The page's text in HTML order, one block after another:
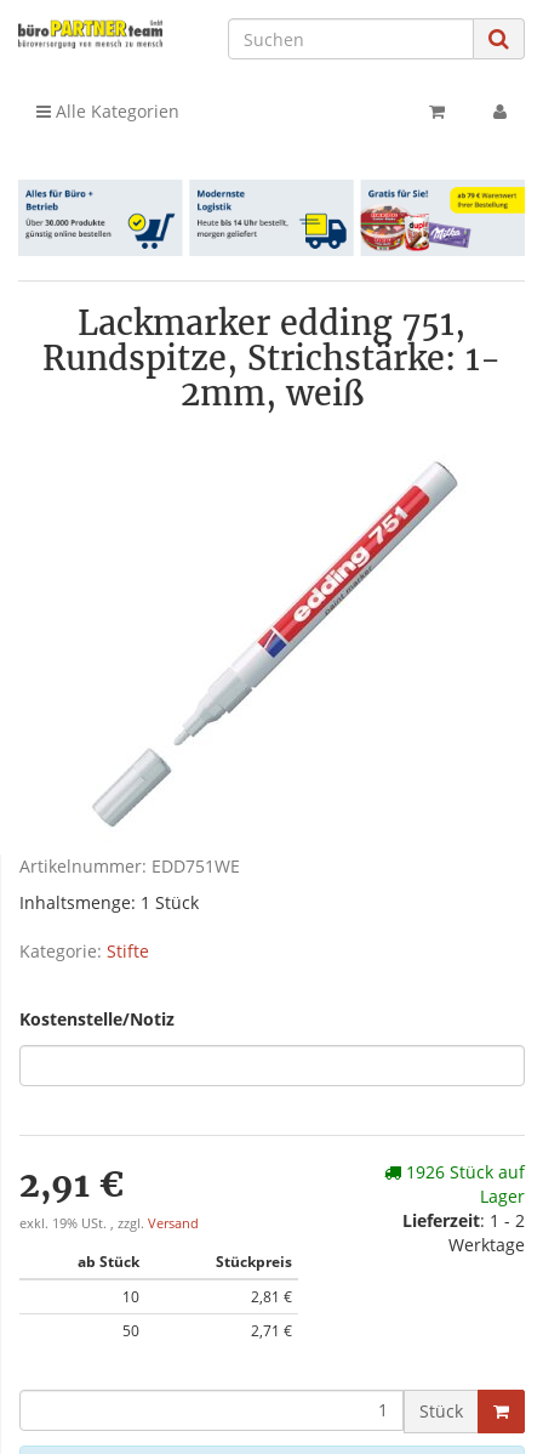
Alle Kategorien
Lackmarker edding 751,
Rundspitze, Strichstärke: 1-
2mm, weiß
Artikelnummer: EDD751WE
Inhaltsmenge: 1 Stück
Kategorie: Stifte
Kostenstelle/Notiz
2,91 €
exkl. 19% USt. , zzgl. Versand
ab Stück
Stückpreis
10
2,81 €
50
2,71 €
1926 Stück auf
Lager
Lieferzeit: 1 - 2
Werktage
Stück